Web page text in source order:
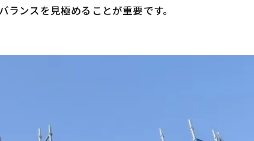
的に合わせて依頼先を決定
ンスを見極めることが重要です。